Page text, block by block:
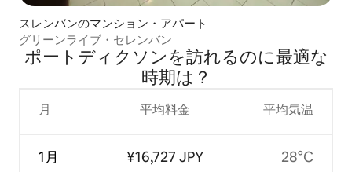
スレンバンのマンション・アパート
グリーンライブ・セレンバン
ポートディクソンを訪⁠れ⁠るの⁠に最⁠適⁠な
時⁠期⁠は⁠？
月
1月
平均料金
¥16,727 JPY
平均気温
28°C